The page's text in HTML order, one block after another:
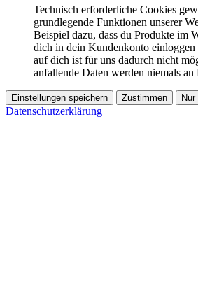
Technisch erforderliche Cookies
grundlegende Funktionen unserer
Beispiel dazu, dass du Produkte im
dich in dein Kundenkonto
auf dich ist für uns dadurch nicht
anfallende Daten werden niemals
Einstellungen speichern Zustimmen Nur
Datenschutzerklärung